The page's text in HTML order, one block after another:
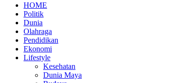
HOME
Politik
Dunia
Olahraga
Pendidikan
Ekonomi
Lifestyle
Kesehatan
Dunia Maya